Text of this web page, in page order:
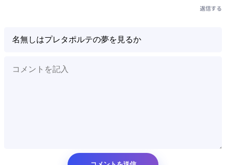
返信する